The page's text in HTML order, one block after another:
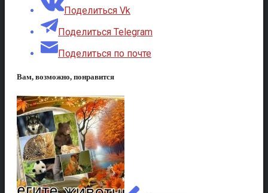
Поделиться Vk
Поделиться Telegram
Поделиться по почте
Вам, возможно, понравится